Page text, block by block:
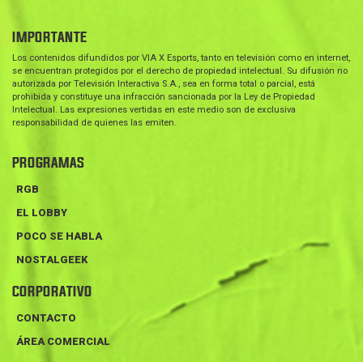
IMPORTANTE
Los contenidos difundidos por VIA X Esports, tanto en televisión como en internet,
se encuentran protegidos por el derecho de propiedad intelectual. Su difusión no
autorizada por Televisión Interactiva S.A., sea en forma total o parcial, está
prohibida y constituye una infracción sancionada por la Ley de Propiedad
Intelectual. Las expresiones vertidas en este medio son de exclusiva
responsabilidad de quienes las emiten.
PROGRAMAS
RGB
EL LOBBY
POCO SE HABLA
NOSTALGEEK
CORPORATIVO
CONTACTO
ÁREA COMERCIAL